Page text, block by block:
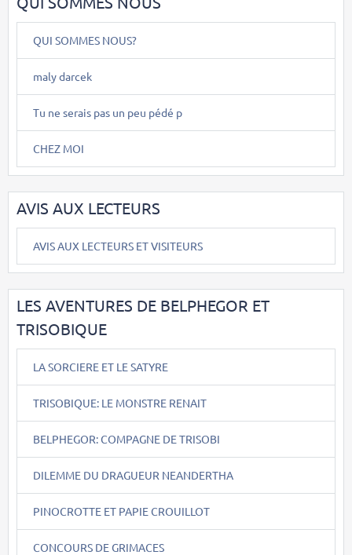
QUI SOMMES NOUS?
maly darcek
Tu ne serais pas un peu pédé p
CHEZ MOI
AVIS AUX LECTEURS
AVIS AUX LECTEURS ET VISITEURS
LES AVENTURES DE BELPHEGOR ET
TRISOBIQUE
LA SORCIERE ET LE SATYRE
TRISOBIQUE: LE MONSTRE RENAIT
BELPHEGOR: COMPAGNE DE TRISOBI
DILEMME DU DRAGUEUR NEANDERTHA
PINOCROTTE ET PAPIE CROUILLOT
CONCOURS DE GRIMACES